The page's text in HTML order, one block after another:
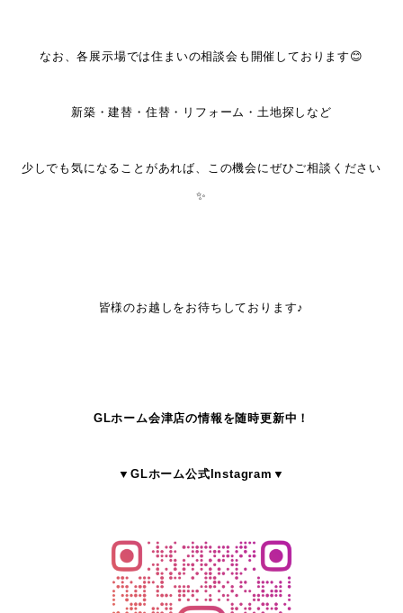
なお、各展示場では住まいの相談会も開催しております😊
新築・建替・住替・リフォーム・土地探し など
少しでも気になることがあれば、この機会にぜひご相談ください
✨
皆様のお越しをお待ちしております♪
GLホーム会津店の情報を随時更新中！
▼GLホーム公式Instagram▼